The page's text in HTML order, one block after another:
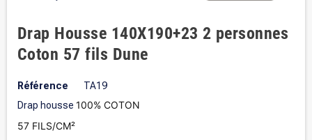
Drap Housse 140X190+23 2 personnes
Coton 57 fils Dune
Référence
TA19
Drap housse 100% COTON
57 FILS/CM²